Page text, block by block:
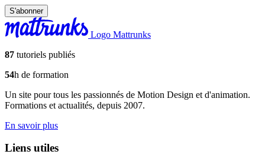
S'abonner
Logo Mattrunks
87 tutoriels publiés
54h de formation
Un site pour tous les passionnés de Motion Design et d'animation.
Formations et actualités, depuis 2007.
En savoir plus
Liens utiles